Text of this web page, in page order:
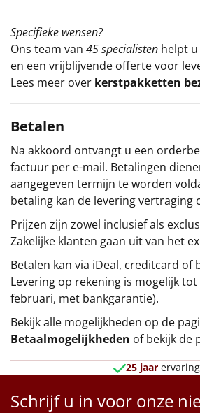
Specifieke wensen?
Ons team van 45 specialisten helpt
en een vrijblijvende offerte voor
Lees meer over kerstpakketten
Betalen
Na akkoord ontvangt u een
factuur per e-mail. Betalingen
aangegeven termijn te worden
betaling kan de levering vertraging
Prijzen zijn zowel inclusief als
Zakelijke klanten gaan uit van het
Betalen kan via iDeal, creditcard of
Levering op rekening is mogelijk tot
februari, met bankgarantie).
Bekijk alle mogelijkheden op de
Betaalmogelijkheden of bekijk de
25 jaar ervaring
Schrijf u in voor onze